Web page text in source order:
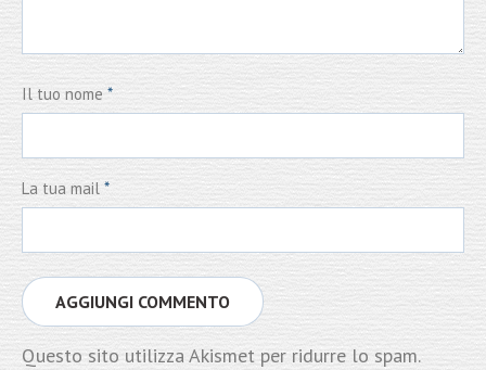
Il tuo nome *
La tua mail *
Questo sito utilizza Akismet per ridurre lo spam.